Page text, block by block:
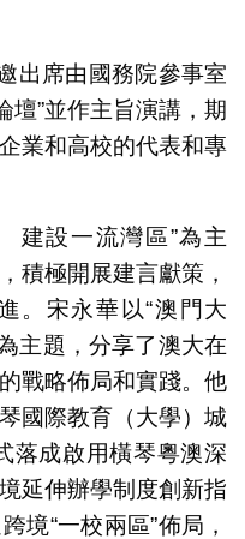
出席由國務院參事室
壇”並作主旨演講，期
業和高校的代表和專
建設⼀流灣區”為主
積極開展建言獻策，
。宋永華以“澳門大
主題，分享了澳大在
戰略佈局和實踐。他
國際教育（大學）城
落成啟用橫琴粵澳深
延伸辦學制度創新指
境“一校兩區”佈局，